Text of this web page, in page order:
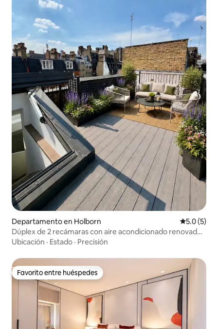
pie de las estaciones de metro, tren,
autobús y autobús turístico de subida y
bajada libre de VICTORIA para acceder
fácilmente a los principales sitios dentro
y fuera de Londres, incluidos el castillo
de Windsor, Bath, Oxford y Cambridge.
Palacio de Buckingham, Big Ben, Casa del
Parlamento, London Eye, Museo
Nacional, calle comercial de Oxford, St.
Paul's, a 10-30 minutos en autobús.
Departamento en Holborn
5.0 (5)
Dúplex de 2 recámaras con aire acondicionado renovado
en la azotea | Museo Británico
Ubicación · Estado · Precisión
Favorito entre huéspedes
Favorito entre huéspedes